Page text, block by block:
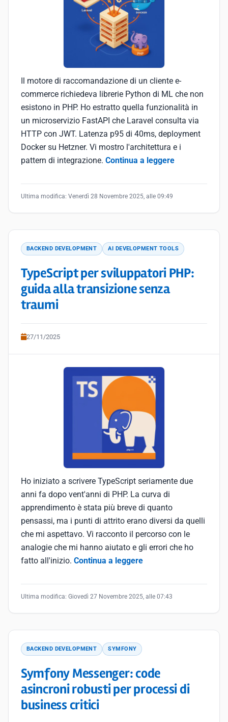
Il motore di raccomandazione di un cliente e-
commerce richiedeva librerie Python di ML che non
esistono in PHP. Ho estratto quella funzionalità in
un microservizio FastAPI che Laravel consulta via
HTTP con JWT. Latenza p95 di 40ms, deployment
Docker su Hetzner. Vi mostro l'architettura e i
pattern di integrazione. Continua a leggere
Ultima modifica: Venerdì 28 Novembre 2025, alle 09:49
BACKEND DEVELOPMENT AI DEVELOPMENT TOOLS
TypeScript per sviluppatori PHP:
guida alla transizione senza
traumi
27/11/2025
Ho iniziato a scrivere TypeScript seriamente due
anni fa dopo vent'anni di PHP. La curva di
apprendimento è stata più breve di quanto
pensassi, ma i punti di attrito erano diversi da quelli
che mi aspettavo. Vi racconto il percorso con le
analogie che mi hanno aiutato e gli errori che ho
fatto all'inizio. Continua a leggere
Ultima modifica: Giovedì 27 Novembre 2025, alle 07:43
BACKEND DEVELOPMENT SYMFONY
Symfony Messenger: code
asincroni robusti per processi di
business critici